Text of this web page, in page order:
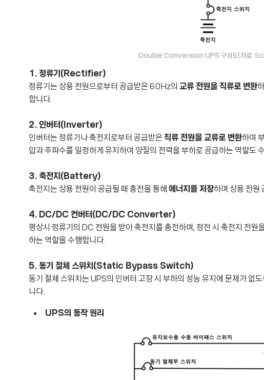
Double Conversion UPS 구성도(자료:
1. 정류기(Rectifier)
정류기는 상용 전원으로부터 공급받은 60Hz의 교류 전원을 직류로 변환
합니다.
2. 인버터(Inverter)
인버터는 정류기나 축전지로부터 공급받은 직류 전원을 교류로 변환하여
압과 주파수를 일정하게 유지하여 양질의 전력을 부하로 공급하는 역할도
3. 축전지(Battery)
축전지는 상용 전원이 공급될 때 충전을 통해 에너지를 저장하며 상용 전원
4. DC/DC 컨버터(DC/DC Converter)
평상시 정류기의 DC 전원을 받아 축전지를 충전하며, 정전 시 축전지 전원
하는 역할을 수행합니다.
5. 동기 절체 스위치(Static Bypass Switch)
동기 절체 스위치는 UPS의 인버터 고장 시 부하의 성능 유지에 문제가 없도
니다.
UPS의 동작 원리